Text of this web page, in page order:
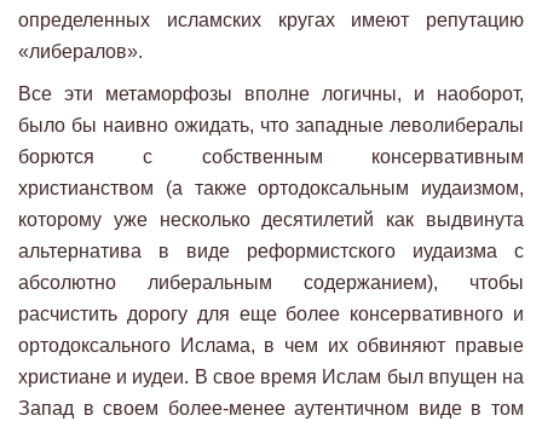
определенных исламских кругах имеют репутацию
«либералов».
Все эти метаморфозы вполне логичны, и наоборот,
было бы наивно ожидать, что западные леволибералы
борются с собственным консервативным
христианством (а также ортодоксальным иудаизмом,
которому уже несколько десятилетий как выдвинута
альтернатива в виде реформистского иудаизма с
абсолютно либеральным содержанием), чтобы
расчистить дорогу для еще более консервативного и
ортодоксального Ислама, в чем их обвиняют правые
христиане и иудеи. В свое время Ислам был впущен на
Запад в своем более-менее аутентичном виде в том